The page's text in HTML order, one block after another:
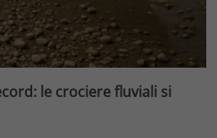
le crociere fluviali si